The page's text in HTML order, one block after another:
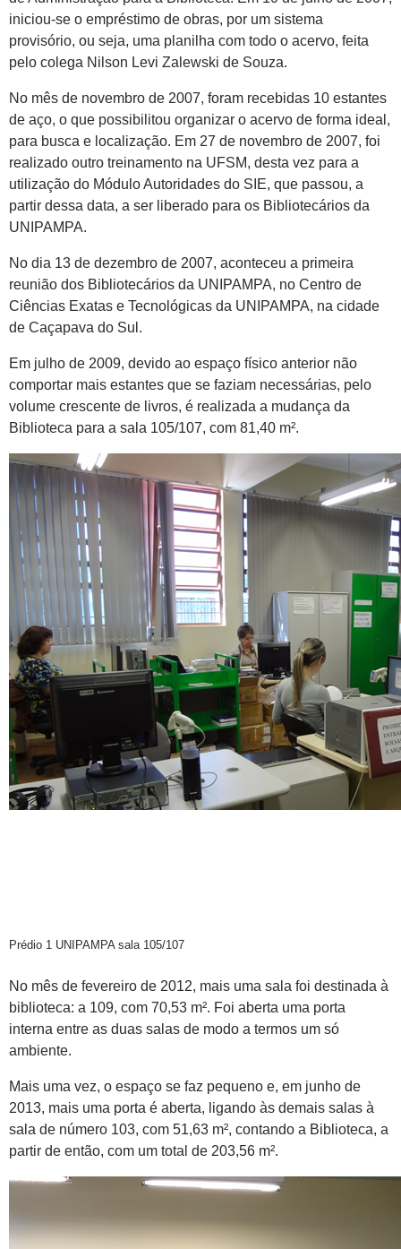
iniciou-se o empréstimo de obras, por um sistema
provisório, ou seja, uma planilha com todo o acervo, feita
pelo colega Nilson Levi Zalewski de Souza.
No mês de novembro de 2007, foram recebidas 10 estantes
de aço, o que possibilitou organizar o acervo de forma ideal,
para busca e localização. Em 27 de novembro de 2007, foi
realizado outro treinamento na UFSM, desta vez para a
utilização do Módulo Autoridades do SIE, que passou, a
partir dessa data, a ser liberado para os Bibliotecários da
UNIPAMPA.
No dia 13 de dezembro de 2007, aconteceu a primeira
reunião dos Bibliotecários da UNIPAMPA, no Centro de
Ciências Exatas e Tecnológicas da UNIPAMPA, na cidade
de Caçapava do Sul.
Em julho de 2009, devido ao espaço físico anterior não
comportar mais estantes que se faziam necessárias, pelo
volume crescente de livros, é realizada a mudança da
Biblioteca para a sala 105/107, com 81,40 m².
Prédio 1 UNIPAMPA sala 105/107
No mês de fevereiro de 2012, mais uma sala foi destinada à
biblioteca: a 109, com 70,53 m². Foi aberta uma porta
interna entre as duas salas de modo a termos um só
ambiente.
Mais uma vez, o espaço se faz pequeno e, em junho de
2013, mais uma porta é aberta, ligando às demais salas à
sala de número 103, com 51,63 m², contando a Biblioteca, a
partir de então, com um total de 203,56 m².